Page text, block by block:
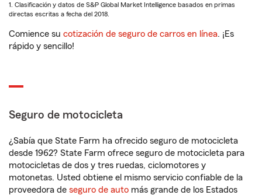
1. Clasificación y datos de S&P Global Market Intelligence basados en primas
directas escritas a fecha del 2018.
Comience su cotización de seguro de carros en línea. ¡Es
rápido y sencillo!
Seguro de motocicleta
¿Sabía que State Farm ha ofrecido seguro de motocicleta
desde 1962? State Farm ofrece seguro de motocicleta para
motocicletas de dos y tres ruedas, ciclomotores y
motonetas. Usted obtiene el mismo servicio confiable de la
proveedora de seguro de auto más grande de los Estados